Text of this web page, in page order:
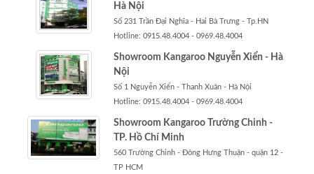
Hà Nội
Số 231 Trần Đại Nghĩa - Hai Bà Trưng - Tp.HN
Hotline: 0915.48.4004 - 0969.48.4004
Showroom Kangaroo Nguyễn Xiển - Hà
Nội
Số 1 Nguyễn Xiển - Thanh Xuân - Hà Nội
Hotline: 0915.48.4004 - 0969.48.4004
Showroom Kangaroo Trường Chinh -
TP. Hồ Chí Minh
560 Trường Chinh - Đông Hưng Thuận - quận 12 -
TP HCM